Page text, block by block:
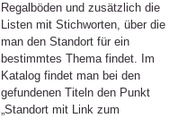
Regalböden und zusätzlich die
Listen mit Stichworten, über die
man den Standort für ein
bestimmtes Thema findet. Im
Katalog findet man bei den
gefundenen Titeln den Punkt
„Standort mit Link zum